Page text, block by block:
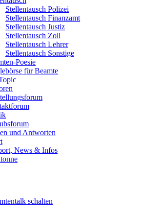
Stellentausch Polizei
Stellentausch Finanzamt
Stellentausch Justiz
Stellentausch Zoll
Stellentausch Lehrer
Stellentausch Sonstige
Poesie
für Beamte
und Antworten
News & Infos
schalten